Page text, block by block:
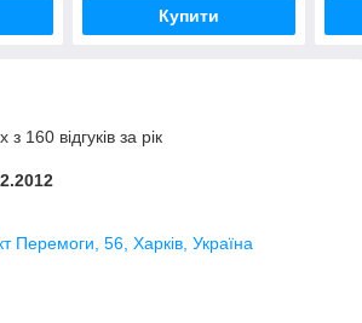
Купити
160 відгуків за рік
Перемоги, 56, Харків, Україна